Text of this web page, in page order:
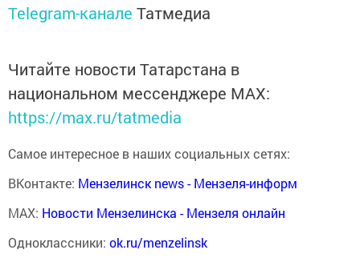
Telegram-канале Татмедиа
Читайте новости Татарстана в
национальном мессенджере MАХ:
https://max.ru/tatmedia
Самое интересное в наших социальных сетях:
ВКонтакте: Мензелинск news - Мензеля-информ
MAX: Новости Мензелинска - Мензеля онлайн
Одноклассники: ok.ru/menzelinsk